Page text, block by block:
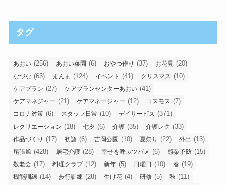
タグ
あおい (256) あおい菜園 (6) おやつ作り (37) お花見 (20)
なづな (63) まんま (124) イベント (41) クリスマス (10)
ケアプラン (27) ケアプランセンターあおい (41)
ケアマネジャー (21) ケアマネージャー (12) コスモス (7)
コロナ対策 (6) スタッフ日常 (10) デイサービス (371)
レクリエーション (18) 七夕 (6) 介護 (35) 介護レク (33)
作品づくり (17) 初詣 (6) 吉岡公園 (10) 夏祭り (22) 外出 (13)
尾張旭 (428) 居宅介護 (28) 幸せを呼ぶツバメ (6) 感染予防 (15)
敬老会 (17) 料理クラブ (12) 新年 (5) 日曜日 (10) 春 (19)
機能訓練 (14) 歩行訓練 (28) 生け花 (4) 研修 (5) 秋 (11)